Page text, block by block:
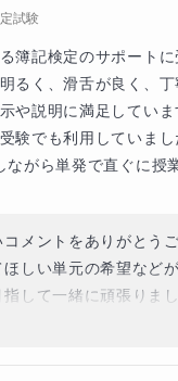
階的に考えられる
身につくことで、
落ち着いて対応で
囲気をつくる
のままにしないた
力のつまずきが自
試験
簿記検定のサポートに
るく、滑舌が良く、
や説明に満足していま
験でも利用していま
ながら単発で直ぐに授
コメントをありがとう
しい単元の希望など
指して一緒に頑張りま